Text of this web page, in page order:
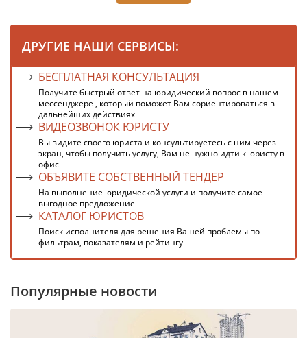
ДРУГИЕ НАШИ СЕРВИСЫ:
БЕСПЛАТНАЯ КОНСУЛЬТАЦИЯ
Получите быстрый ответ на юридический вопрос в нашем
мессенджере , который поможет Вам сориентироваться в
дальнейших действиях
ВИДЕОЗВОНОК ЮРИСТУ
Вы видите своего юриста и консультируетесь с ним через
экран, чтобы получить услугу, Вам не нужно идти к юристу в
офис
ОБЪЯВИТЕ СОБСТВЕННЫЙ ТЕНДЕР
На выполнение юридической услуги и получите самое
выгодное предложение
КАТАЛОГ ЮРИСТОВ
Поиск исполнителя для решения Вашей проблемы по
фильтрам, показателям и рейтингу
Популярные новости